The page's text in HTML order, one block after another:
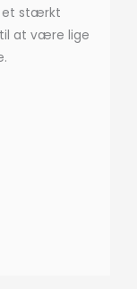
et stærkt
at være lige